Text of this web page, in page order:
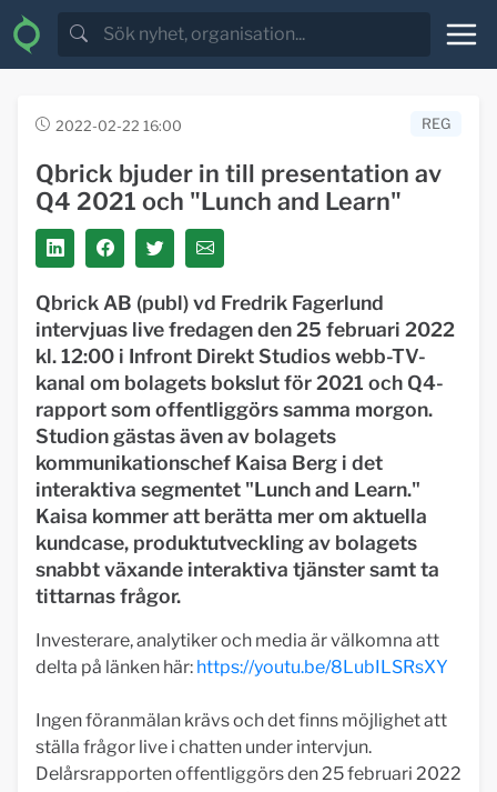
2022-02-22 16:00 REG
Qbrick bjuder in till presentation av
Q4 2021 och "Lunch and Learn"
Qbrick AB (publ) vd Fredrik Fagerlund
intervjuas live fredagen den 25 februari 2022
kl. 12:00 i Infront Direkt Studios webb-TV-
kanal om bolagets bokslut för 2021 och Q4-
rapport som offentliggörs samma morgon.
Studion gästas även av bolagets
kommunikationschef Kaisa Berg i det
interaktiva segmentet "Lunch and Learn."
Kaisa kommer att berätta mer om aktuella
kundcase, produktutveckling av bolagets
snabbt växande interaktiva tjänster samt ta
tittarnas frågor.
Investerare, analytiker och media är välkomna att
delta på länken här: https://youtu.be/8LubILSRsXY
Ingen föranmälan krävs och det finns möjlighet att
ställa frågor live i chatten under intervjun.
Delårsrapporten offentliggörs den 25 februari 2022